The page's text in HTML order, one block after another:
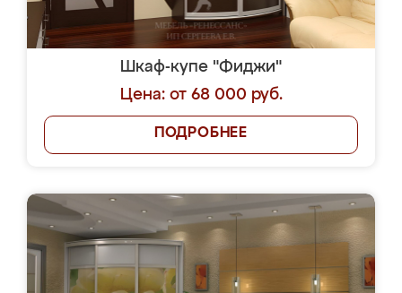
Шкаф-купе "Фиджи"
Цена: от 68 000 руб.
ПОДРОБНЕЕ